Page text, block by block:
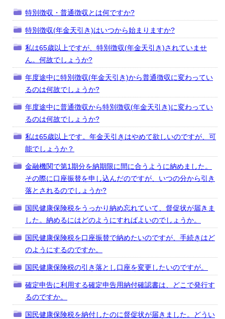
特別徴収・普通徴収とは何ですか?
特別徴収(年金天引き)はいつから始まりますか?
私は65歳以上ですが、特別徴収(年金天引き)されていませ
ん。何故でしょうか?
年度途中に特別徴収(年金天引き)から普通徴収に変わってい
るのは何故でしょうか?
年度途中に普通徴収から特別徴収(年金天引き)に変わってい
るのは何故でしょうか?
私は65歳以上です。年金天引きはやめて欲しいのですが、可
能でしょうか？
金融機関で第1期分を納期限に間に合うように納めました。
その際に口座振替を申し込んだのですが、いつの分から引き
落とされるのでしょうか?
国民健康保険税をうっかり納め忘れていて、督促状が届きま
した。納めるにはどのようにすればよいのでしょうか。
国民健康保険税を口座振替で納めたいのですが、手続きはど
のようにするのですか。
国民健康保険税の引き落とし口座を変更したいのですが。
確定申告に利用する確定申告用納付確認書は、どこで発行す
るのですか。
国民健康保険税を納付したのに督促状が届きました。どうい